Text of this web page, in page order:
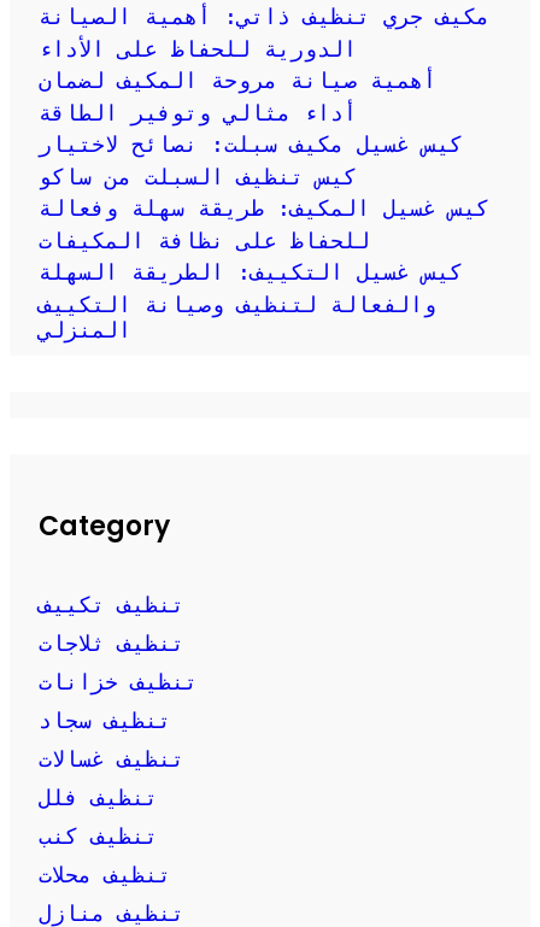
مكيف جري تنظيف ذاتي: أهمية الصيانة
الدورية للحفاظ على الأداء
أهمية صيانة مروحة المكيف لضمان
أداء مثالي وتوفير الطاقة
كيس غسيل مكيف سبلت: نصائح لاختيار
كيس تنظيف السبلت من ساكو
كيس غسيل المكيف: طريقة سهلة وفعالة
للحفاظ على نظافة المكيفات
كيس غسيل التكييف: الطريقة السهلة
والفعالة لتنظيف وصيانة التكييف
المنزلي
Category
تنظيف تكييف
تنظيف ثلاجات
تنظيف خزانات
تنظيف سجاد
تنظيف غسالات
تنظيف فلل
تنظيف كنب
تنظيف محلات
تنظيف منازل